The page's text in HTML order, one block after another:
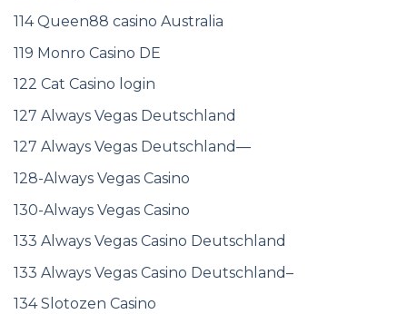
114 Queen88 casino Australia
119 Monro Casino DE
122 Cat Casino login
127 Always Vegas Deutschland
127 Always Vegas Deutschland—
128-Always Vegas Casino
130-Always Vegas Casino
133 Always Vegas Casino Deutschland
133 Always Vegas Casino Deutschland–
134 Slotozen Casino